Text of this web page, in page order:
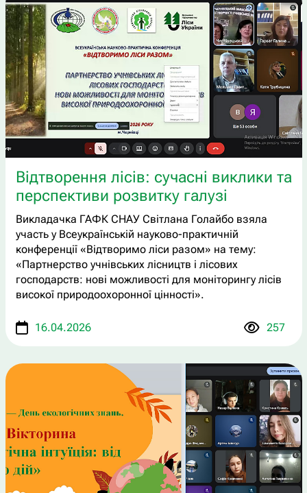
Відтворення лісів: сучасні виклики та
перспективи розвитку галузі
Викладачка ГАФК СНАУ Світлана Голайбо взяла
участь у Всеукраїнській науково-практичній
конференції «Відтворимо ліси разом» на тему:
«Партнерство учнівських лісництв і лісових
господарств: нові можливості для моніторингу лісів
високої природоохоронної цінності».
16.04.2026 257